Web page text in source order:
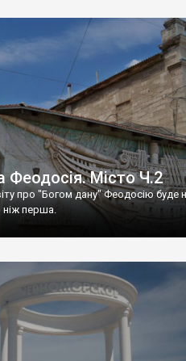
Феодосія. Місто Ч.2
про "Богом дану" Феодосію буде
перша.